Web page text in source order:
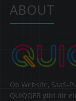
ABOUT
Ob Website, SaaS-
QUIQQER gibt dir